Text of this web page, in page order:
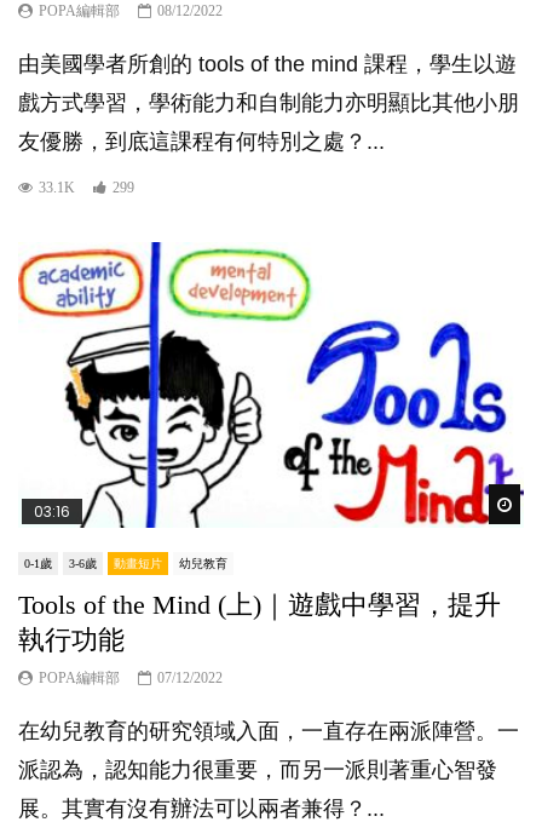
POPA編輯部 08/12/2022
由美國學者所創的 tools of the mind 課程，學生以遊
戲方式學習，學術能力和自制能力亦明顯比其他小朋
友優勝，到底這課程有何特別之處？...
33.1K 299
03:16
0-1歲 3-6歲 動畫短片 幼兒教育
Tools of the Mind (上)｜遊戲中學習，提升
執行功能
POPA編輯部 07/12/2022
在幼兒教育的研究領域入面，一直存在兩派陣營。一
派認為，認知能力很重要，而另一派則著重心智發
展。其實有沒有辦法可以兩者兼得？...